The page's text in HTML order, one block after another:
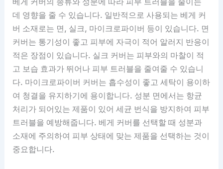
데 영향을 줄 수 있습니다. 일반적으로 사용되는 베게 커
버 소재로는 면, 실크, 마이크로파이버 등이 있습니다. 면
커버는 통기성이 좋고 피부에 자극이 적어 알러지 반응이
적은 장점이 있습니다. 실크 커버는 피부와의 마찰이 적
고 보습 효과가 뛰어나 피부 트러블을 줄여줄 수 있습니
다. 마이크로파이버 커버는 흡수성이 좋고 세탁이 용이하
여 청결을 유지하기에 용이합니다. 성분 면에서는 항균
처리가 되어있는 제품이 있어 세균 번식을 방지하여 피부
트러블을 예방해줍니다. 베게 커버를 선택할 때 성분과
소재에 주의하여 피부 상태에 맞는 제품을 선택하는 것이
중요합니다.